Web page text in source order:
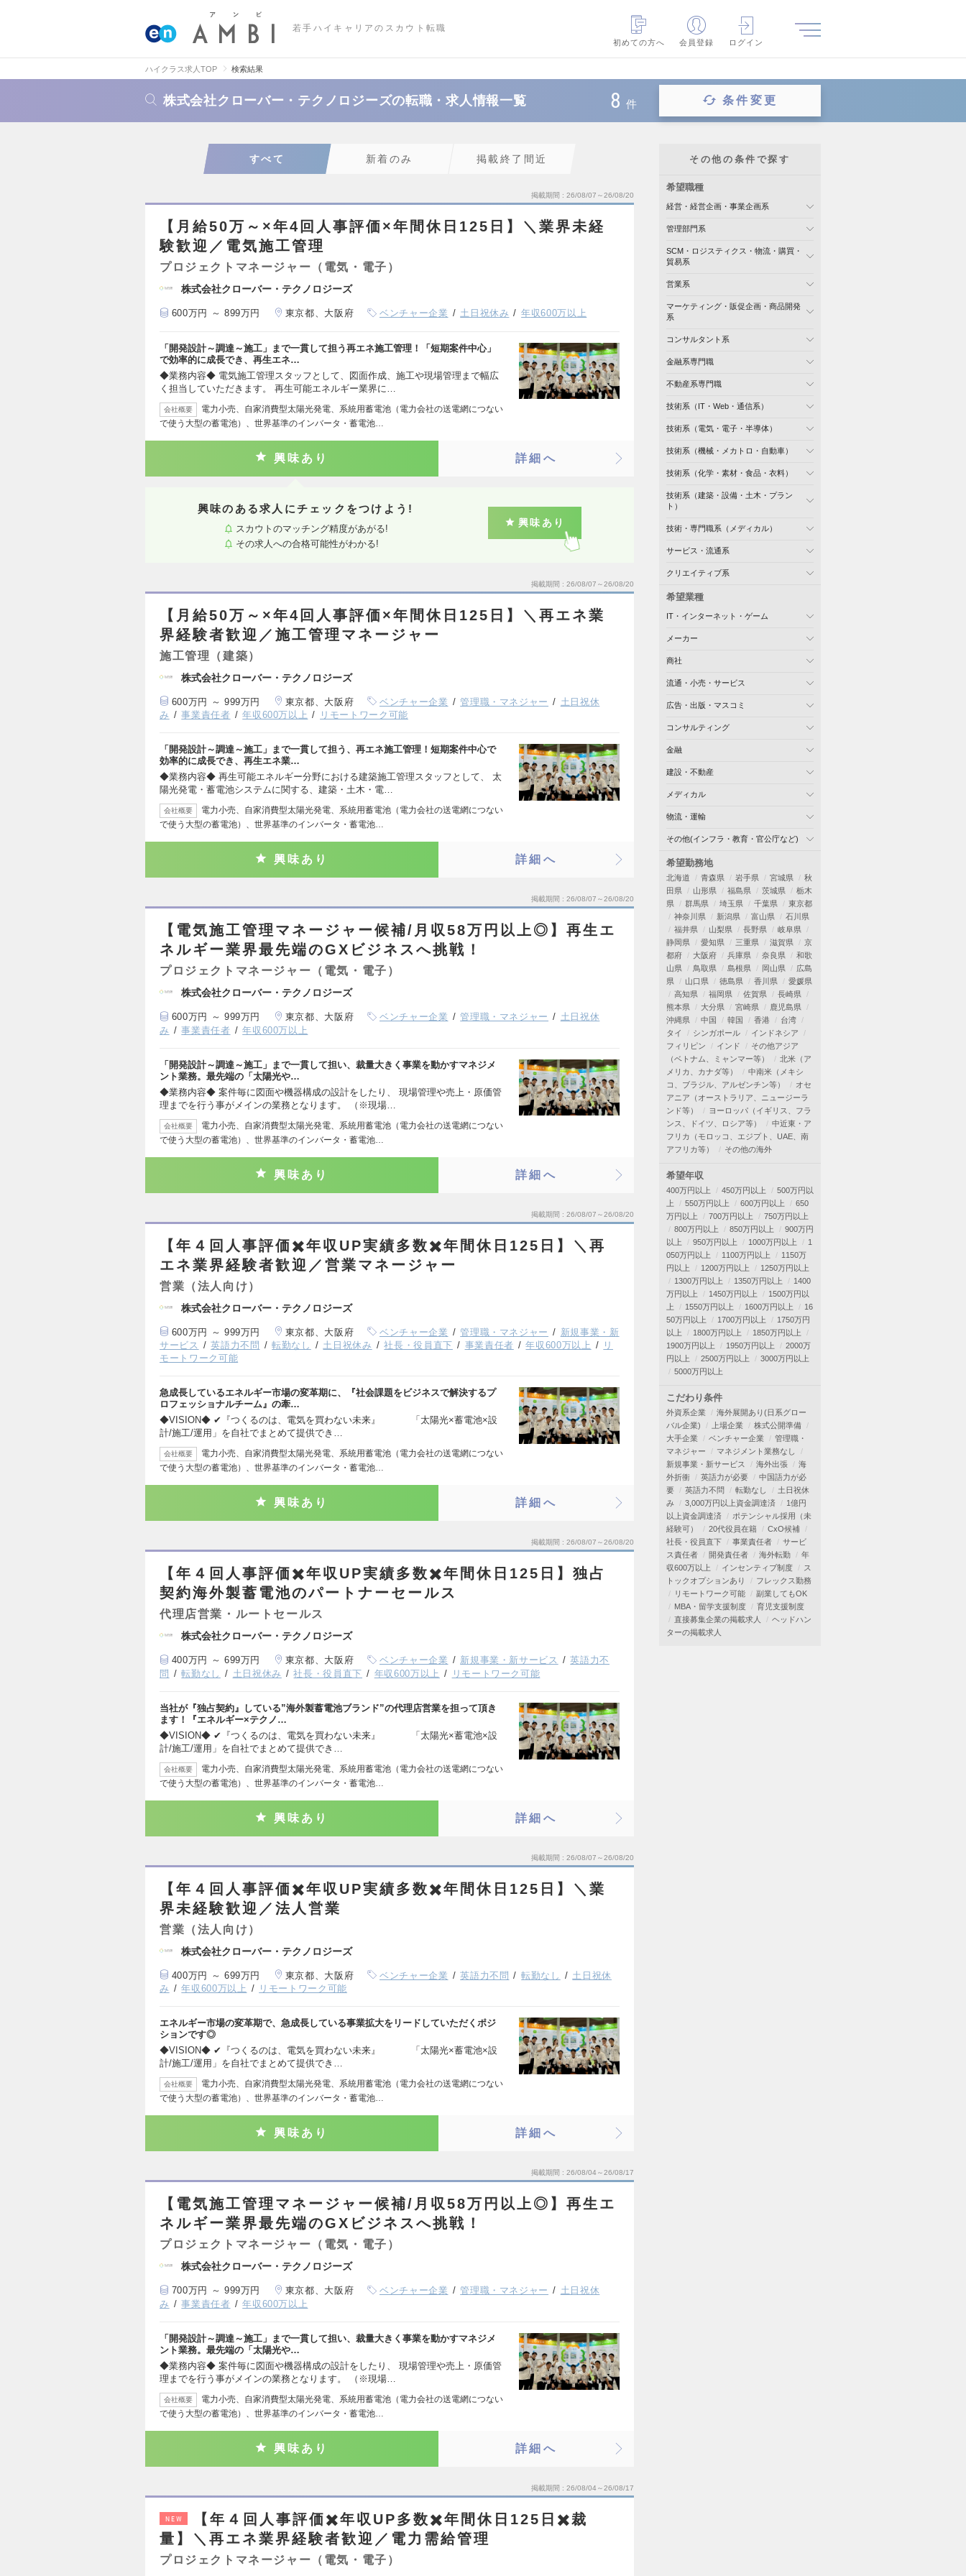
若手ハイキャリアのスカウト転職
初めての方へ
会員登録 ログイン
ハイクラス求人TOP 検索結果
株式会社クローバー・テクノロジーズの転職・求人情報一覧 8 件 条件変更
すべて 新着のみ 掲載終了間近
掲載期間 26/08/07～26/08/20
【月給50万～×年4回人事評価×年間休日125日】＼業界未経
験歓迎／電気施工管理
プロジェクトマネージャー（電気・電子）
株式会社クローバー・テクノロジーズ
600万円 ～ 899万円 東京都、大阪府 ベンチャー企業 土日祝休み 年収600万以上
「開発設計～調達～施工」まで一貫して担う再エネ施工管理！「短期案件中心」
で効率的に成長でき、再生エネ…
◆業務内容◆ 電気施工管理スタッフとして、図面作成、施工や現場管理まで幅広
く担当していただきます。 再生可能エネルギー業界に…
会社概要
電力小売、自家消費型太陽光発電、系統用蓄電池（電力会社の送電網につない
で使う大型の蓄電池）、世界基準のインバータ・蓄電池…
興味あり 詳細へ
興味のある求人にチェックをつけよう!
スカウトのマッチング精度があがる!
その求人への合格可能性がわかる!
興味あり
掲載期間 26/08/07～26/08/20
【月給50万～×年4回人事評価×年間休日125日】＼再エネ業
界経験者歓迎／施工管理マネージャー
施工管理（建築）
株式会社クローバー・テクノロジーズ
600万円 ～ 999万円 東京都、大阪府 ベンチャー企業 管理職・マネジャー
土日祝休
み
事業責任者 年収600万以上 リモートワーク可能
「開発設計～調達～施工」まで一貫して担う、再エネ施工管理！短期案件中心で
効率的に成長でき、再生エネ業…
◆業務内容◆ 再生可能エネルギー分野における建築施工管理スタッフとして、 太
陽光発電・蓄電池システムに関する、建築・土木・電…
会社概要
電力小売、自家消費型太陽光発電、系統用蓄電池（電力会社の送電網につない
で使う大型の蓄電池）、世界基準のインバータ・蓄電池…
興味あり 詳細へ
掲載期間 26/08/07～26/08/20
【電気施工管理マネージャー候補/月収58万円以上◎】再生エ
ネルギー業界最先端のGXビジネスへ挑戦！
プロジェクトマネージャー（電気・電子）
株式会社クローバー・テクノロジーズ
600万円 ～ 999万円 東京都、大阪府 ベンチャー企業 管理職・マネジャー
土日祝休
み
事業責任者 年収600万以上
「開発設計～調達～施工」まで一貫して担い、裁量大きく事業を動かすマネジメ
ント業務。最先端の「太陽光や…
◆業務内容◆ 案件毎に図面や機器構成の設計をしたり、 現場管理や売上・原価管
理までを行う事がメインの業務となります。 （※現場…
会社概要
電力小売、自家消費型太陽光発電、系統用蓄電池（電力会社の送電網につない
で使う大型の蓄電池）、世界基準のインバータ・蓄電池…
興味あり 詳細へ
掲載期間 26/08/07～26/08/20
【年４回人事評価✖️年収UP実績多数✖️年間休日125日】＼再
エネ業界経験者歓迎／営業マネージャー
営業（法人向け）
株式会社クローバー・テクノロジーズ
600万円 ～ 999万円 東京都、大阪府 ベンチャー企業 管理職・マネジャー
新規事業・新
サービス
英語力不問 転勤なし 土日祝休み 社長・役員直下 事業責任者 年収600万以上
リ
モートワーク可能
急成長しているエネルギー市場の変革期に、『社会課題をビジネスで解決するプ
ロフェッショナルチーム』の牽…
◆VISION◆ ✔︎『つくるのは、電気を買わない未来』 「太陽光×蓄電池×設
計/施工/運用」を自社でまとめて提供でき…
会社概要
電力小売、自家消費型太陽光発電、系統用蓄電池（電力会社の送電網につない
で使う大型の蓄電池）、世界基準のインバータ・蓄電池…
興味あり 詳細へ
掲載期間 26/08/07～26/08/20
【年４回人事評価✖️年収UP実績多数✖️年間休日125日】独占
契約海外製蓄電池のパートナーセールス
代理店営業・ルートセールス
株式会社クローバー・テクノロジーズ
400万円 ～ 699万円 東京都、大阪府 ベンチャー企業 新規事業・新サービス
英語力不
問
転勤なし 土日祝休み 社長・役員直下 年収600万以上 リモートワーク可能
当社が『独占契約』している”海外製蓄電池ブランド”の代理店営業を担って頂き
ます！『エネルギー×テクノ…
◆VISION◆ ✔︎『つくるのは、電気を買わない未来』 「太陽光×蓄電池×設
計/施工/運用」を自社でまとめて提供でき…
会社概要
電力小売、自家消費型太陽光発電、系統用蓄電池（電力会社の送電網につない
で使う大型の蓄電池）、世界基準のインバータ・蓄電池…
興味あり 詳細へ
掲載期間 26/08/07～26/08/20
【年４回人事評価✖️年収UP実績多数✖️年間休日125日】＼業
界未経験歓迎／法人営業
営業（法人向け）
株式会社クローバー・テクノロジーズ
400万円 ～ 699万円 東京都、大阪府 ベンチャー企業 英語力不問 転勤なし
土日祝休
み
年収600万以上 リモートワーク可能
エネルギー市場の変革期で、急成長している事業拡大をリードしていただくポジ
ションです◎
◆VISION◆ ✔︎『つくるのは、電気を買わない未来』 「太陽光×蓄電池×設
計/施工/運用」を自社でまとめて提供でき…
会社概要
電力小売、自家消費型太陽光発電、系統用蓄電池（電力会社の送電網につない
で使う大型の蓄電池）、世界基準のインバータ・蓄電池…
興味あり 詳細へ
掲載期間 26/08/04～26/08/17
【電気施工管理マネージャー候補/月収58万円以上◎】再生エ
ネルギー業界最先端のGXビジネスへ挑戦！
プロジェクトマネージャー（電気・電子）
株式会社クローバー・テクノロジーズ
700万円 ～ 999万円 東京都、大阪府 ベンチャー企業 管理職・マネジャー
土日祝休
み
事業責任者 年収600万以上
「開発設計～調達～施工」まで一貫して担い、裁量大きく事業を動かすマネジメ
ント業務。最先端の「太陽光や…
◆業務内容◆ 案件毎に図面や機器構成の設計をしたり、 現場管理や売上・原価管
理までを行う事がメインの業務となります。 （※現場…
会社概要
電力小売、自家消費型太陽光発電、系統用蓄電池（電力会社の送電網につない
で使う大型の蓄電池）、世界基準のインバータ・蓄電池…
興味あり 詳細へ
掲載期間 26/08/04～26/08/17
NEW
【年４回人事評価✖️年収UP多数✖️年間休日125日✖️裁
量】＼再エネ業界経験者歓迎／電力需給管理
プロジェクトマネージャー（電気・電子）
その他の条件で探す
希望職種
経営・経営企画・事業企画系
管理部門系
SCM・ロジスティクス・物流・購買・
貿易系
営業系
マーケティング・販促企画・商品開発
系
コンサルタント系
金融系専門職
不動産系専門職
技術系（IT・Web・通信系）
技術系（電気・電子・半導体）
技術系（機械・メカトロ・自動車）
技術系（化学・素材・食品・衣料）
技術系（建築・設備・土木・プラン
ト）
技術・専門職系（メディカル）
サービス・流通系
クリエイティブ系
希望業種
IT・インターネット・ゲーム
メーカー
商社
流通・小売・サービス
広告・出版・マスコミ
コンサルティング
金融
建設・不動産
メディカル
物流・運輸
その他(インフラ・教育・官公庁など)
希望勤務地
北海道 青森県 岩手県 宮城県
秋
田県
山形県 福島県 茨城県
栃木
県
群馬県 埼玉県 千葉県
東京都
神奈川県
新潟県 富山県
石川県
福井県
山梨県 長野県
岐阜県
静岡県
愛知県 三重県 滋賀県
京
都府
大阪府 兵庫県 奈良県
和歌
山県
鳥取県 島根県 岡山県
広島
県
山口県 徳島県 香川県
愛媛県
高知県
福岡県 佐賀県
長崎県
熊本県
大分県 宮崎県
鹿児島県
沖縄県
中国 韓国 香港
台湾
タイ
シンガポール
インドネシア
フィリピン
インド
その他アジア
（ベトナム、ミャンマー等）
北米（ア
メリカ、カナダ等）
中南米（メキシ
コ、ブラジル、アルゼンチン等）
オセ
アニア（オーストラリア、ニュージーラ
ンド等）
ヨーロッパ（イギリス、フラ
ンス、ドイツ、ロシア等）
中近東・ア
フリカ（モロッコ、エジプト、UAE、南
アフリカ等）
その他の海外
希望年収
400万円以上 450万円以上
500万円以
上
550万円以上 600万円以上
650
万円以上
700万円以上
750万円以上
800万円以上
850万円以上
900万円
以上
950万円以上 1000万円以上
1
050万円以上
1100万円以上
1150万
円以上
1200万円以上
1250万円以上
1300万円以上
1350万円以上
1400
万円以上
1450万円以上
1500万円以
上
1550万円以上 1600万円以上
16
50万円以上
1700万円以上
1750万円
以上
1800万円以上
1850万円以上
1900万円以上
1950万円以上
2000万
円以上
2500万円以上
3000万円以上
5000万円以上
こだわり条件
外資系企業
海外展開あり(日系グロー
バル企業)
上場企業
株式公開準備
大手企業
ベンチャー企業
管理職・
マネジャー
マネジメント業務なし
新規事業・新サービス
海外出張
海
外折衝
英語力が必要
中国語力が必
要
英語力不問 転勤なし
土日祝休
み
3,000万円以上資金調達済
1億円
以上資金調達済
ポテンシャル採用（未
経験可）
20代役員在籍
CxO候補
社長・役員直下
事業責任者
サービ
ス責任者
開発責任者 海外転勤
年
収600万以上
インセンティブ制度
ス
トックオプションあり
フレックス勤務
リモートワーク可能
副業してもOK
MBA・留学支援制度
育児支援制度
直接募集企業の掲載求人
ヘッドハン
ターの掲載求人